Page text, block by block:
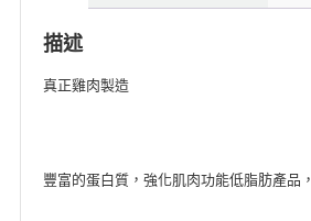
描述
真正雞肉製造
豐富的蛋白質，強化肌肉功能低脂肪產品，